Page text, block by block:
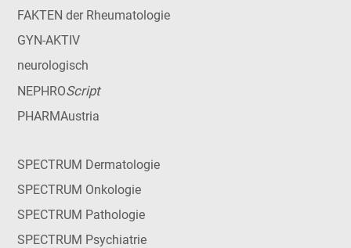
FAKTEN der Rheumatologie
GYN-AKTIV
neurologisch
NEPHROScript
PHARMAustria
SPECTRUM Dermatologie
SPECTRUM Onkologie
SPECTRUM Pathologie
SPECTRUM Psychiatrie